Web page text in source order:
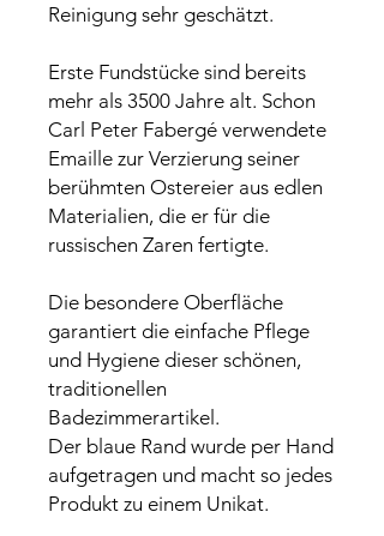
Reinigung sehr geschätzt.
Erste Fundstücke sind bereits
mehr als 3500 Jahre alt. Schon
Carl Peter Fabergé verwendete
Emaille zur Verzierung seiner
berühmten Ostereier aus edlen
Materialien, die er für die
russischen Zaren fertigte.
Die besondere Oberfläche
garantiert die einfache Pflege
und Hygiene dieser schönen,
traditionellen
Badezimmerartikel.
Der blaue Rand wurde per Hand
aufgetragen und macht so jedes
Produkt zu einem Unikat.